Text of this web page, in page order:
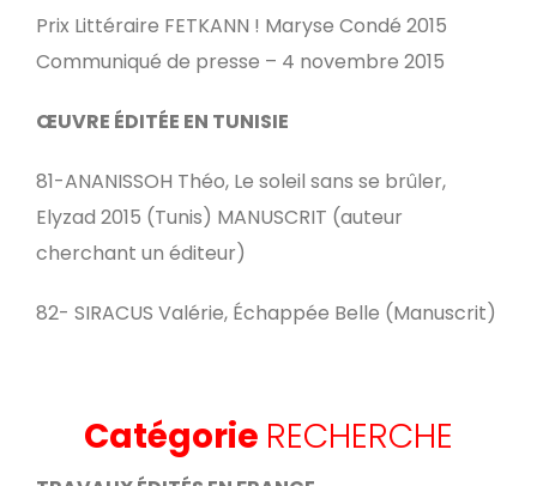
Prix Littéraire FETKANN ! Maryse Condé 2015
Communiqué de presse – 4 novembre 2015
ŒUVRE ÉDITÉE EN TUNISIE
81-ANANISSOH Théo, Le soleil sans se brûler,
Elyzad 2015 (Tunis) MANUSCRIT (auteur
cherchant un éditeur)
82- SIRACUS Valérie, Échappée Belle (Manuscrit)
Catégorie RECHERCHE